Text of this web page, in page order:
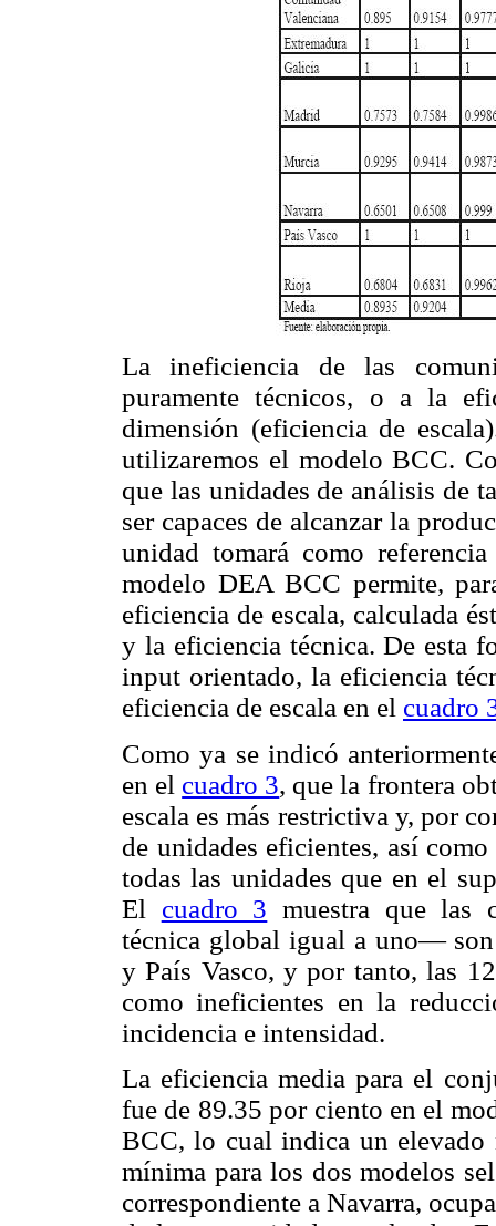
La ineficiencia de las
puramente técnicos, o a la
dimensión (eficiencia de
utilizaremos el modelo BCC.
que las unidades de análisis de
ser capaces de alcanzar la
unidad tomará como
modelo DEA BCC permite,
eficiencia de escala, calculada
y la eficiencia técnica. De esta
input orientado, la eficiencia
eficiencia de escala en el cuadro
Como ya se indicó
en el cuadro 3, que la frontera
escala es más restrictiva y, por
de unidades eficientes, así
todas las unidades que en el
El cuadro 3 muestra que las
técnica global igual a uno— son
y País Vasco, y por tanto, las
como ineficientes en la
incidencia e intensidad.
La eficiencia media para el
fue de 89.35 por ciento en el
BCC, lo cual indica un
mínima para los dos modelos
correspondiente a Navarra,